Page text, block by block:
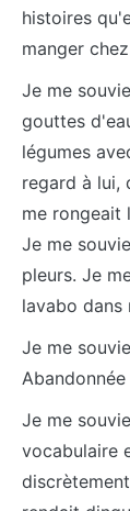
histoires
manger
Je me
gouttes
légumes
regard à lui,
me rongeait
Je me
pleurs. Je
lavabo dans
Je me
Je me
vocabulaire